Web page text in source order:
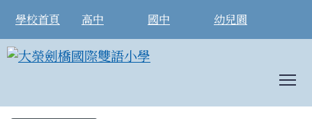
學校首頁 高中 國中 幼兒園